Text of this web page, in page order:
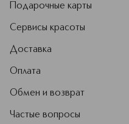
Подарочные карты
Сервисы красоты
Доставка
Оплата
Обмен и возврат
Частые вопросы